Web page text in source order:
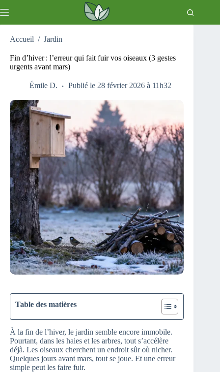
au
Accueil / Jardin
Fin d’hiver : l’erreur qui fait fuir vos oiseaux (3 gestes
urgents avant mars)
Émile D. Publié le 28 février 2026 à 11h32
Table des matières
À la fin de l’hiver, le jardin semble encore immobile.
Pourtant, dans les haies et les arbres, tout s’accélère
déjà. Les oiseaux cherchent un endroit sûr où nicher.
Quelques jours avant mars, tout se joue. Et une erreur
simple peut les faire fuir.